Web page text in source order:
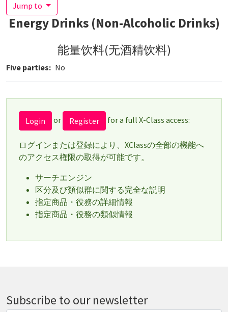
Jump to
Energy Drinks (Non-Alcoholic Drinks)
能量饮料(无酒精饮料)
Five parties No
Login or Register for a full X-Class access:
ログインまたは登録により、XClassの全部の機能へ
のアクセス権限の取得が可能です。
サーチエンジン
区分及び類似群に関する完全な説明
指定商品・役務の詳細情報
指定商品・役務の類似情報
Subscribe to our newsletter